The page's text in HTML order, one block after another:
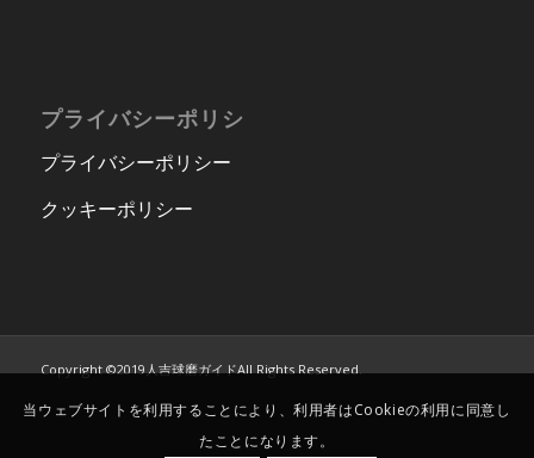
プライバシーポリシ
プライバシーポリシー
クッキーポリシー
Copyright ©2019人吉球磨ガイドAll Rights Reserved.
当ウェブサイトを利用することにより、利用者はCookieの利用に同意し
たことになります。